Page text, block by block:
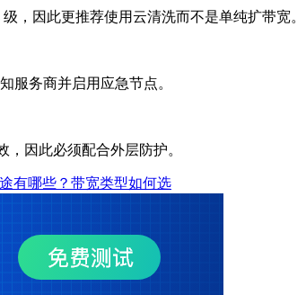
，因此更推荐使用云清洗而不是单纯扩带宽。
务商并启用应急节点。
因此必须配合外层防护。
有哪些？带宽类型如何选